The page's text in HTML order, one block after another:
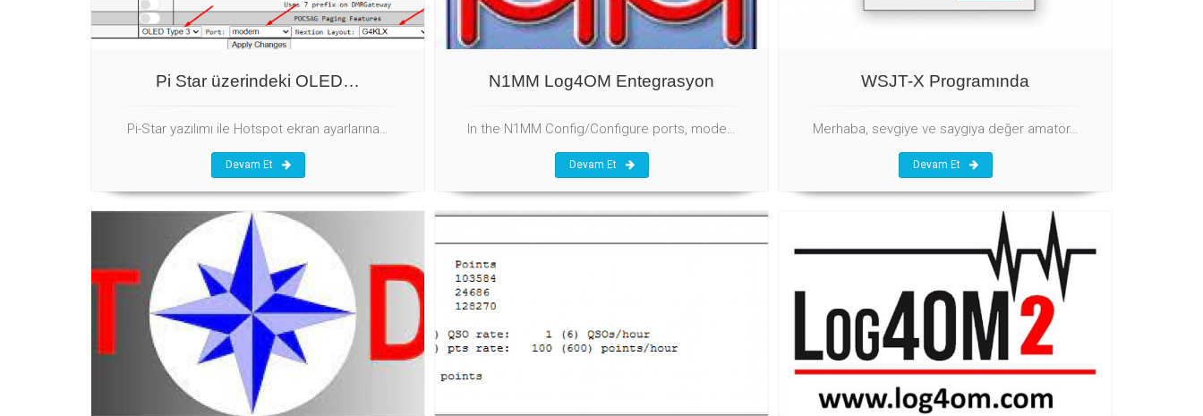
Pi Star üzerindeki OLED…
Pi-Star yazılımı ile Hotspot ekran ayarlarına…
Devam Et
N1MM Log4OM Entegrasyon
In the N1MM Config/Configure ports, mode…
Devam Et
WSJT-X Programında
Merhaba, sevgiye ve saygıya değer amatör…
Devam Et